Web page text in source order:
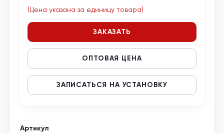
Артикул
(Цена указана за единицу товара)
ЗАКАЗАТЬ
ОПТОВАЯ ЦЕНА
ЗАПИСАТЬСЯ НА УСТАНОВКУ